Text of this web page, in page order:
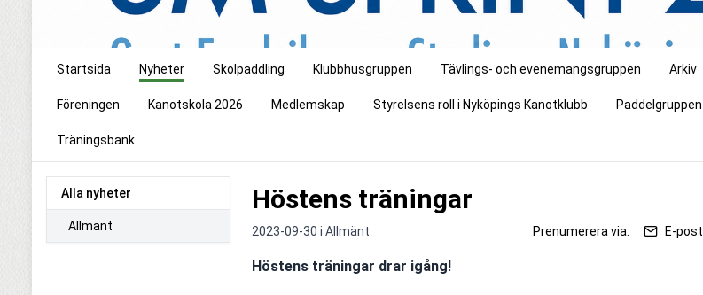
Startsida Nyheter Skolpaddling Klubbhusgruppen Tävlings- och evenemangsgruppen Arkiv
Föreningen Kanotskola 2026 Medlemskap Styrelsens roll i Nyköpings Kanotklubb Paddelgruppen
Träningsbank
Alla nyheter
Allmänt
Höstens träningar
2023-09-30 i Allmänt Prenumerera via: E-post
Höstens träningar drar igång!